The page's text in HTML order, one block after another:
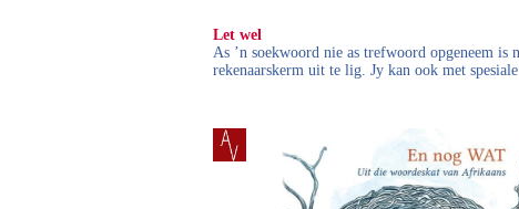
Let wel
As ’n soekwoord nie as trefwoord opgeneem
rekenaarskerm uit te lig. Jy kan ook met